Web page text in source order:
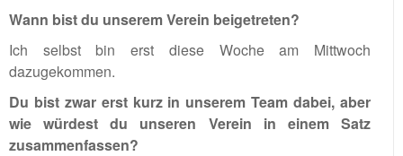
Wann bist du unserem Verein beigetreten?
Ich selbst bin erst diese Woche am Mittwoch
dazugekommen.
Du bist zwar erst kurz in unserem Team dabei, aber
wie würdest du unseren Verein in einem Satz
zusammenfassen?